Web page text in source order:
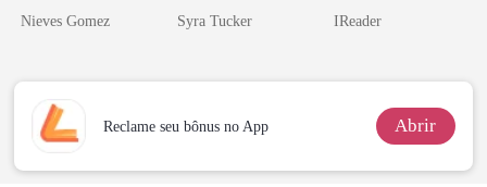
curvilínea
Nieves Gomez Syra Tucker
relâmpago com
IReader
Reclame seu bônus no App Abrir